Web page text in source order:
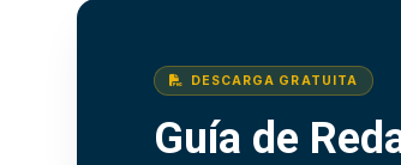
DESCARGA GRATUITA
Guía de